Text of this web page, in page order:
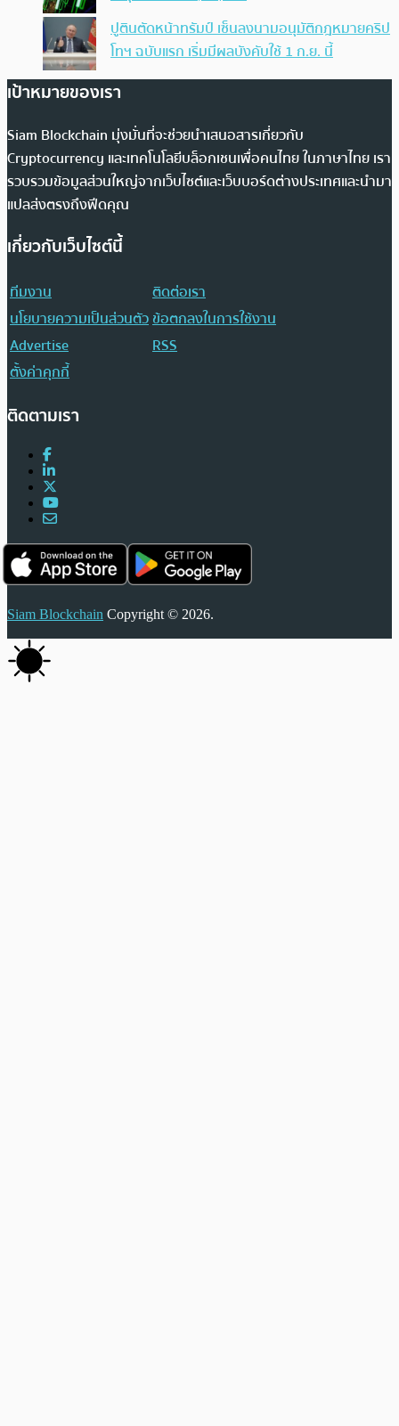
ปูตินตัดหน้าทรัมป์ เซ็นลงนามอนุมัติกฎหมายคริป
โทฯ ฉบับแรก เริ่มมีผลบังคับใช้ 1 ก.ย. นี้
เป้าหมายของเรา
Siam Blockchain มุ่งมั่นที่จะช่วยนำเสนอสารเกี่ยวกับ
Cryptocurrency และเทคโนโลยีบล็อกเชนเพื่อคนไทย ในภาษาไทย เรา
รวบรวมข้อมูลส่วนใหญ่จากเว็บไซต์และเว็บบอร์ดต่างประเทศและนำมา
แปลส่งตรงถึงฟีดคุณ
เกี่ยวกับเว็บไซต์นี้
ทีมงาน
ติดต่อเรา
นโยบายความเป็นส่วนตัวข้อตกลงในการใช้งาน
Advertise
RSS
ตั้งค่าคุกกี้
ติดตามเรา
Siam Blockchain Copyright © 2026.